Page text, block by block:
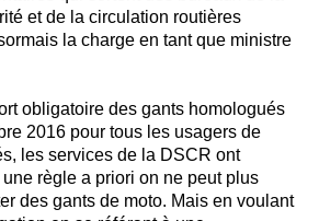
et de la circulation routières
la charge en tant que ministre
obligatoire des gants homologués
2016 pour tous les usagers de
les services de la DSCR ont
règle a priori on ne peut plus
des gants de moto. Mais en voulant